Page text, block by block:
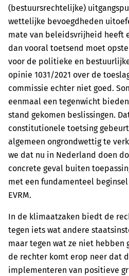
(bestuursrechtelijke)
wettelijke bevoegdheden
mate van beleidsvrijheid heeft
dan vooral toetsend moet
voor de politieke en
opinie 1031/2021 over de
commissie echter niet goed.
eenmaal een tegenwicht
stand gekomen beslissingen.
constitutionele toetsing
algemeen ongrondwettig te
we dat nu in Nederland doen
concrete geval buiten
met een fundamenteel
EVRM.
In de klimaatzaken biedt de
tegen iets wat andere
maar tegen wat ze niet hebben
de rechter komt erop neer dat
implementeren van positieve